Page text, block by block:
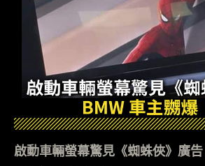
啟動車輛螢幕驚見《蜘蛛俠》廣